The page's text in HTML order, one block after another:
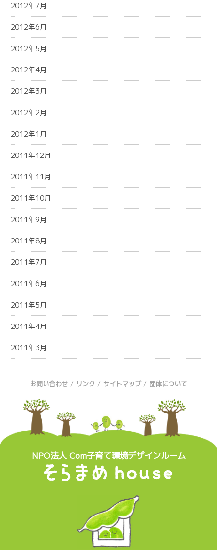
2012年7月
2012年6月
2012年5月
2012年4月
2012年3月
2012年2月
2012年1月
2011年12月
2011年11月
2011年10月
2011年9月
2011年8月
2011年7月
2011年6月
2011年5月
2011年4月
2011年3月
お問い合わせ / リンク / サイトマップ / 団体について
NPO法人 Com子育て環境デザインルーム